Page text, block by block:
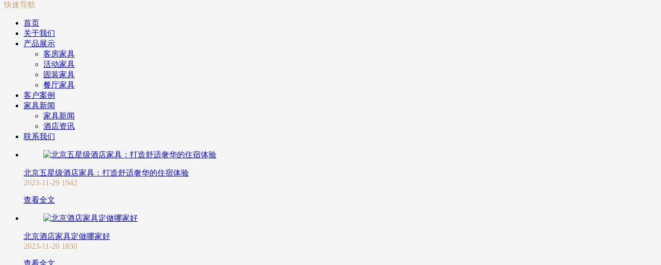
快速导航
首页
关于我们
产品展示
客房家具
活动家具
固装家具
餐厅家具
客户案例
家具新闻
家具新闻
酒店资讯
联系我们
北京五星级酒店家具：打造舒适奢华的住宿体验
2023-11-29 1942
查看全文
北京酒店家具定做哪家好
2023-11-20 1830
查看全文